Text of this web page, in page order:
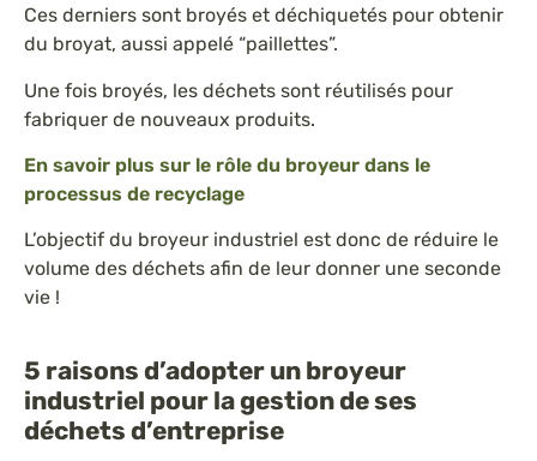
Ces derniers sont broyés et déchiquetés pour obtenir
du broyat, aussi appelé “paillettes”.
Une fois broyés, les déchets sont réutilisés pour
fabriquer de nouveaux produits.
En savoir plus sur le rôle du broyeur dans le
processus de recyclage
L’objectif du broyeur industriel est donc de réduire le
volume des déchets afin de leur donner une seconde
vie !
5 raisons d’adopter un broyeur
industriel pour la gestion de ses
déchets d’entreprise